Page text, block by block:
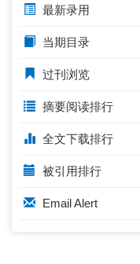
最新录用
当期目录
过刊浏览
摘要阅读排行
全文下载排行
被引用排行
Email Alert